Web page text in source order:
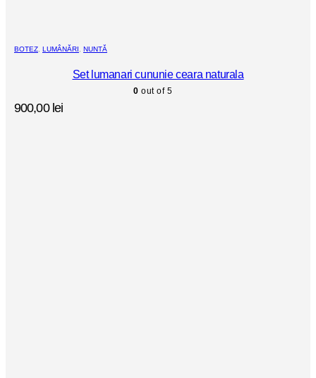
BOTEZ LUMÂNĂRI NUNTĂ
Set lumanari cununie ceara naturala
0 out of 5
900,00 lei